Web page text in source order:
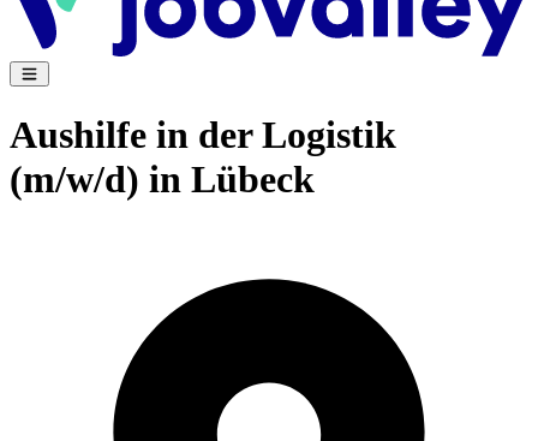
Aushilfe in der Logistik
(m/w/d) in Lübeck